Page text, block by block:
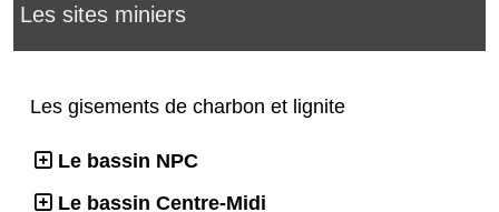
Les sites miniers
Les gisements de charbon et lignite
Le bassin NPC
Le bassin Centre-Midi